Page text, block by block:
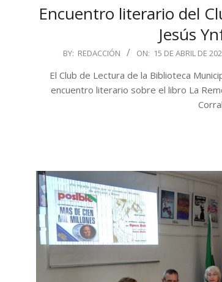
Encuentro literario del
Jesús
BY: REDACCIÓN ON: 15 DE ABRIL DE
El Club de Lectura de la Biblioteca
encuentro literario sobre el libro La